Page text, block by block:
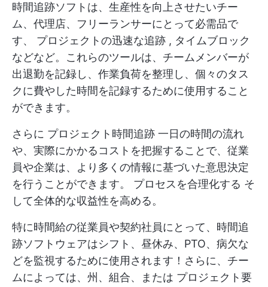
時間追跡ソフトは、生産性を向上させたいチー
ム、代理店、フリーランサーにとって必需品で
す、 プロジェクトの迅速な追跡 , タイムブロック
などなど。これらのツールは、チームメンバーが
出退勤を記録し、作業負荷を整理し、個々のタス
クに費やした時間を記録するために使用すること
ができます。
さらに プロジェクト時間追跡 一日の時間の流れ
や、実際にかかるコストを把握することで、従業
員や企業は、より多くの情報に基づいた意思決定
を行うことができます。 プロセスを合理化する そ
して全体的な収益性を高める。
特に時間給の従業員や契約社員にとって、時間追
跡ソフトウェアはシフト、昼休み、PTO、病欠な
どを監視するために使用されます！さらに、チー
ムによっては、州、組合、または プロジェクト要